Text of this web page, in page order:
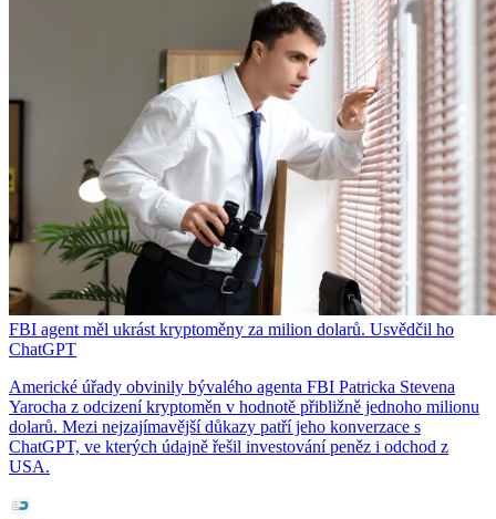
FBI agent měl ukrást kryptoměny za milion dolarů. Usvědčil ho
ChatGPT
Americké úřady obvinily bývalého agenta FBI Patricka Stevena
Yarocha z odcizení kryptoměn v hodnotě přibližně jednoho milionu
dolarů. Mezi nejzajímavější důkazy patří jeho konverzace s
ChatGPT, ve kterých údajně řešil investování peněz i odchod z
USA.